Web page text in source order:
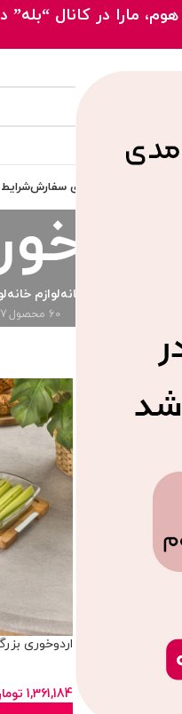
مارا در کانال “بله”
پیگیری سفارش
لوازم آشپزخانهلوازم خانه
60 محصول 7 محصول
اردوخوری بزرگ 3 عددی پایه
1,361,184